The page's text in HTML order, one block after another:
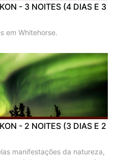
- 3 NOITES (4 DIAS E 3
em Whitehorse.
- 2 NOITES (3 DIAS E 2
manifestações da natureza,